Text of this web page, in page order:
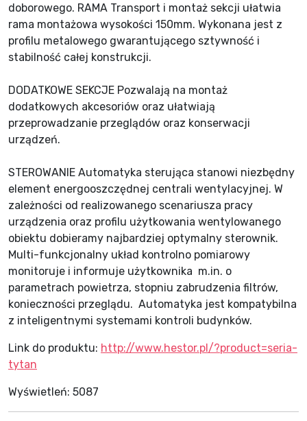
doborowego. RAMA Transport i montaż sekcji ułatwia
rama montażowa wysokości 150mm. Wykonana jest z
profilu metalowego gwarantującego sztywność i
stabilność całej konstrukcji.
DODATKOWE SEKCJE Pozwalają na montaż
dodatkowych akcesoriów oraz ułatwiają
przeprowadzanie przeglądów oraz konserwacji
urządzeń.
STEROWANIE Automatyka sterująca stanowi niezbędny
element energooszczędnej centrali wentylacyjnej. W
zależności od realizowanego scenariusza pracy
urządzenia oraz profilu użytkowania wentylowanego
obiektu dobieramy najbardziej optymalny sterownik.
Multi-funkcjonalny układ kontrolno pomiarowy
monitoruje i informuje użytkownika m.in. o
parametrach powietrza, stopniu zabrudzenia filtrów,
konieczności przeglądu. Automatyka jest kompatybilna
z inteligentnymi systemami kontroli budynków.
Link do produktu: http://www.hestor.pl/?product=seria-
tytan
Wyświetleń: 5087